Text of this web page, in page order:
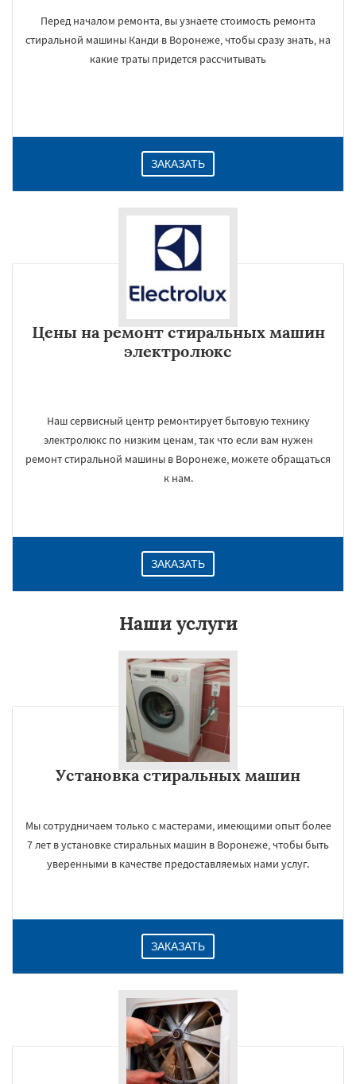
Перед началом ремонта, вы узнаете стоимость ремонта
стиральной машины Канди в Воронеже, чтобы сразу знать, на
какие траты придется рассчитывать
ЗАКАЗАТЬ
Цены на ремонт стиральных машин
электролюкс
Наш сервисный центр ремонтирует бытовую технику
электролюкс по низким ценам, так что если вам нужен
ремонт стиральной машины в Воронеже, можете обращаться
к нам.
ЗАКАЗАТЬ
Наши услуги
Установка стиральных машин
Мы сотрудничаем только с мастерами, имеющими опыт более
7 лет в установке стиральных машин в Воронеже, чтобы быть
уверенными в качестве предоставляемых нами услуг.
ЗАКАЗАТЬ
Даю согласие на обработку персональных данных